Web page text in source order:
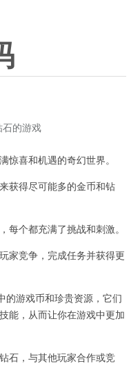
的游戏
喜和机遇的奇幻世界。
得尽可能多的金币和钻
个都充满了挑战和刺激。
竞争，完成任务并获得更
游戏币和珍贵资源，它们
能，从而让你在游戏中更加
，与其他玩家合作或竞